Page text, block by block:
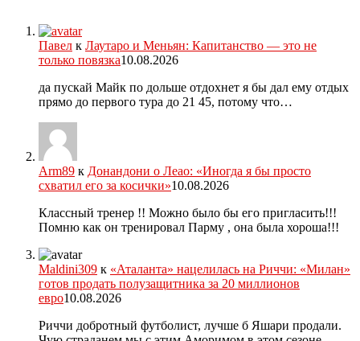
Павел к Лаутаро и Меньян: Капитанство — это не
только повязка10.08.2026
да пускай Майк по дольше отдохнет я бы дал ему отдых
прямо до первого тура до 21 45, потому что…
Arm89 к Донандони о Леао: «Иногда я бы просто
схватил его за косички»10.08.2026
Классный тренер !! Можно было бы его пригласить!!!
Помню как он тренировал Парму , она была хороша!!!
Maldini309 к «Аталанта» нацелилась на Риччи: «Милан»
готов продать полузащитника за 20 миллионов
евро10.08.2026
Риччи добротный футболист, лучше б Яшари продали.